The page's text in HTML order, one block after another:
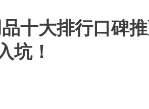
品十大排行口碑
坑！